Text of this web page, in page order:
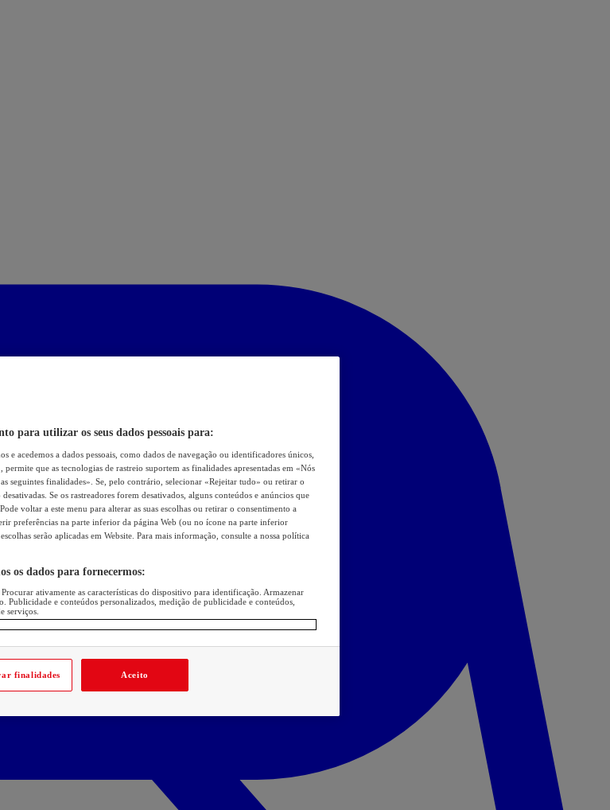
para utilizar os seus dados pessoais para:
e acedemos a dados pessoais, como dados de navegação ou identificadores únicos,
que as tecnologias de rastreio suportem as finalidades apresentadas em «Nós
seguintes finalidades». Se, pelo contrário, selecionar «Rejeitar tudo» ou retirar o
Se os rastreadores forem desativados, alguns conteúdos e anúncios que
voltar a este menu para alterar as suas escolhas ou retirar o consentimento a
preferências na parte inferior da página Web (ou no ícone na parte inferior
serão aplicadas em Website. Para mais informação, consulte a nossa política
os dados para fornecermos:
ativamente as características do dispositivo para identificação. Armazenar
Publicidade e conteúdos personalizados, medição de publicidade e conteúdos,
serviços.
finalidades Aceito